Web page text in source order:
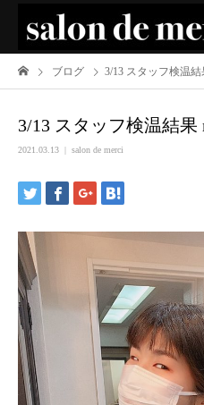
ブログ 3/13 スタッフ検温
3/13 スタッフ検温結
2021.03.13 salon de merci